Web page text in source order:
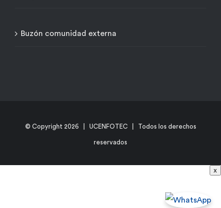
Buzón comunidad externa
© Copyright 2026 | UCENFOTEC | Todos los derechos
reservados
x